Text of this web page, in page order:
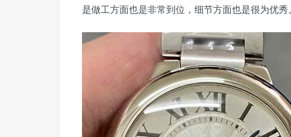
是做工方面也是非常到位，细节方面也是很为优秀。